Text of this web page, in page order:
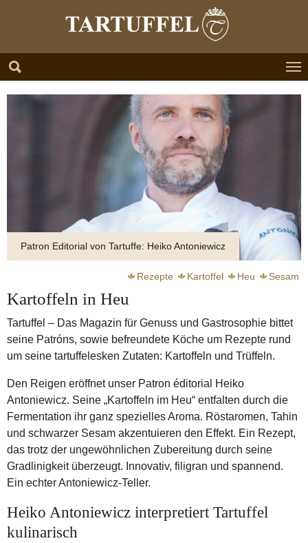
Patron Editorial von Tartuffe: Heiko Antoniewicz
Rezepte Kartoffel Heu Sesam
Kartoffeln in Heu
Tartuffel – Das Magazin für Genuss und Gastrosophie bittet
seine Patróns, sowie befreundete Köche um Rezepte rund
um seine tartuffelesken Zutaten: Kartoffeln und Trüffeln.
Den Reigen eröffnet unser Patron éditorial Heiko
Antoniewicz. Seine „Kartoffeln im Heu“ entfalten durch die
Fermentation ihr ganz spezielles Aroma. Röstaromen, Tahin
und schwarzer Sesam akzentuieren den Effekt. Ein Rezept,
das trotz der ungewöhnlichen Zubereitung durch seine
Gradlinigkeit überzeugt. Innovativ, filigran und spannend.
Ein echter Antoniewicz-Teller.
Heiko Antoniewicz interpretiert Tartuffel
kulinarisch